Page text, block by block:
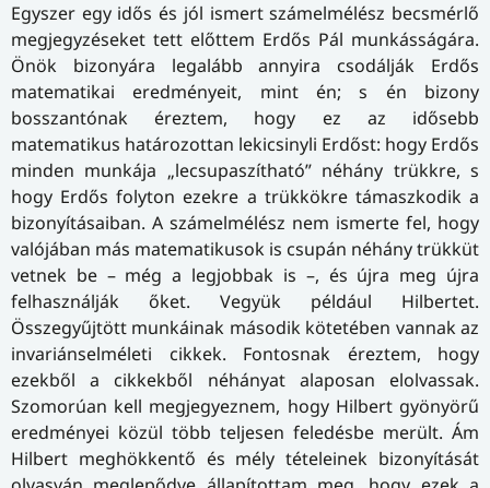
Egyszer egy idős és jól ismert számelmélész becsmérlő
megjegyzéseket tett előttem Erdős Pál munkásságára.
Önök bizonyára legalább annyira csodálják Erdős
matematikai eredményeit, mint én; s én bizony
bosszantónak éreztem, hogy ez az idősebb
matematikus határozottan lekicsinyli Erdőst: hogy Erdős
minden munkája „lecsupaszítható” néhány trükkre, s
hogy Erdős folyton ezekre a trükkökre támaszkodik a
bizonyításaiban. A számelmélész nem ismerte fel, hogy
valójában más matematikusok is csupán néhány trükküt
vetnek be – még a legjobbak is –, és újra meg újra
felhasználják őket. Vegyük például Hilbertet.
Összegyűjtött munkáinak második kötetében vannak az
invariánselméleti cikkek. Fontosnak éreztem, hogy
ezekből a cikkekből néhányat alaposan elolvassak.
Szomorúan kell megjegyeznem, hogy Hilbert gyönyörű
eredményei közül több teljesen feledésbe merült. Ám
Hilbert meghökkentő és mély tételeinek bizonyítását